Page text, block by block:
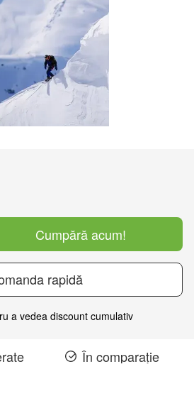
Cumpără acum!
rapidă
a vedea discount cumulativ
În comparație